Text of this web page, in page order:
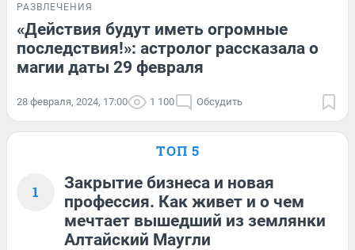
РАЗВЛЕЧЕНИЯ
«Действия будут иметь огромные
последствия!»: астролог рассказала о
магии даты 29 февраля
28 февраля, 2024, 17:00 1 100 Обсудить
ТОП 5
1
Закрытие бизнеса и новая
профессия. Как живет и о чем
мечтает вышедший из землянки
Алтайский Маугли